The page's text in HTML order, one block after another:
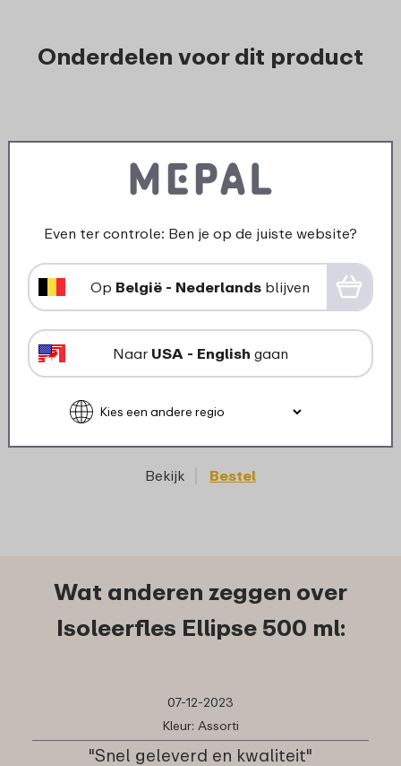
Onderdelen voor dit product
Dop Isoleerfles Ellipse 350 /
569
Bekijk Bestel
›
Wat anderen zeggen over
Isoleerfles Ellipse 500 ml:
07-12-2023
Kleur: Assorti
"Snel geleverd en kwaliteit"
Even ter controle: Ben je op de juiste website?
Op België - Nederlands blijven
Naar USA - English gaan